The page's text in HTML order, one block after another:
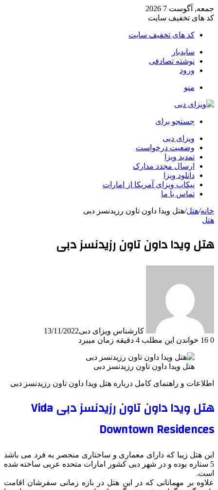
جمعه, آگوست 7 2026
کد های تخفیف سایت
کد های تخفیف سایت
سایدبار
نوشته تصادفی
ورود
منو
جستجو برای
ویزای دبی
وضعیت درخواست
تمدید ویزا
ارسال مجدد مدارک
دانلود ویزا
پیکاپ ویزای آمریکا از امارات
تماس با ما
خانه/هتل/هتل ویدا داون تاون رزیدنسز دبی
هتل
هتل ویدا داون تاون رزیدنسز دبی
کارشناس ویزای دبی13/11/2022
0
خواندن این مطلب 4 دقیقه زمان میبرد
هتل ویدا داون تاون رزیدنسز دبی
اطلاعات و راهنمای کامل درباره هتل ویدا داون تاون رزیدنسز دبی
هتل ویدا داون تاون رزیدنسز دبی Vida
Downtown Residences
این هتل زیبا که دارای معماری و ساختاری منحصر به فرد می باشد
5 ستاره بوده و در شهر دبی کشور امارات متحده عربی ساخته شده
است.
علاوه بر مهمانانی که در این هتل در بازه زمانی سفرشان اقامت